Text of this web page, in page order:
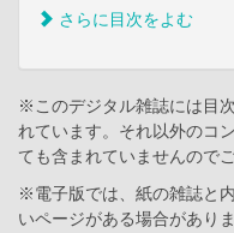
さらに目次をよむ
※このデジタル雑誌には目
れています。それ以外のコ
ても含まれていませんので
※電子版では、紙の雑誌と
いページがある場合がありま